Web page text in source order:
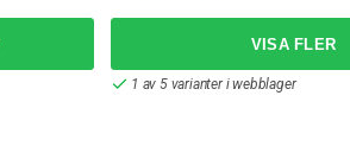
1 av 5 varianter i webblager